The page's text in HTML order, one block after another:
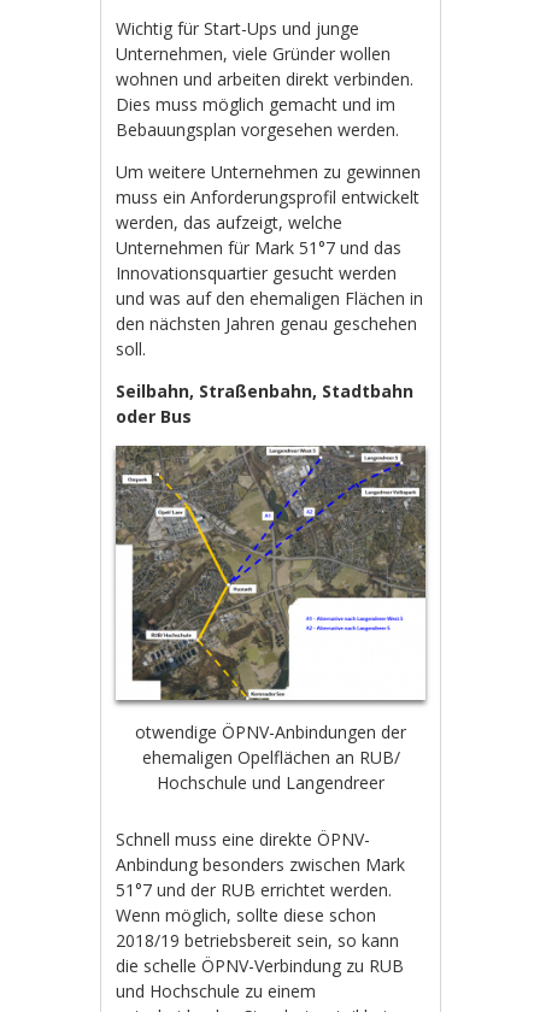
Wichtig für Start-Ups und junge
Unternehmen, viele Gründer wollen
wohnen und arbeiten direkt verbinden.
Dies muss möglich gemacht und im
Bebauungsplan vorgesehen werden.
Um weitere Unternehmen zu gewinnen
muss ein Anforderungsprofil entwickelt
werden, das aufzeigt, welche
Unternehmen für Mark 51°7 und das
Innovationsquartier gesucht werden
und was auf den ehemaligen Flächen in
den nächsten Jahren genau geschehen
soll.
Seilbahn, Straßenbahn, Stadtbahn
oder Bus
otwendige ÖPNV-Anbindungen der
ehemaligen Opelflächen an RUB/
Hochschule und Langendreer
Schnell muss eine direkte ÖPNV-
Anbindung besonders zwischen Mark
51°7 und der RUB errichtet werden.
Wenn möglich, sollte diese schon
2018/19 betriebsbereit sein, so kann
die schelle ÖPNV-Verbindung zu RUB
und Hochschule zu einem